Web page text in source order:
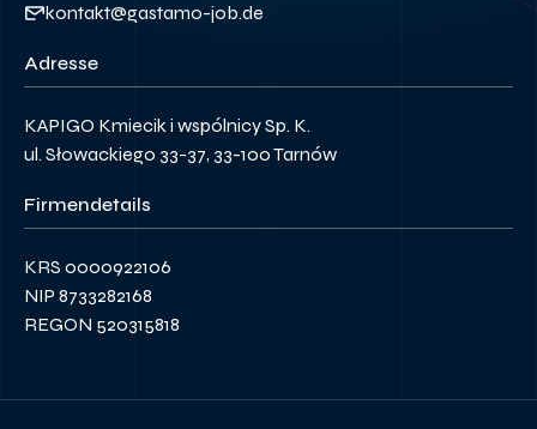
kontakt@gastamo-job.de
Adresse
KAPIGO Kmiecik i wspólnicy Sp. K.
ul. Słowackiego 33-37, 33-100 Tarnów
Firmendetails
KRS 0000922106
NIP 8733282168
REGON 520315818